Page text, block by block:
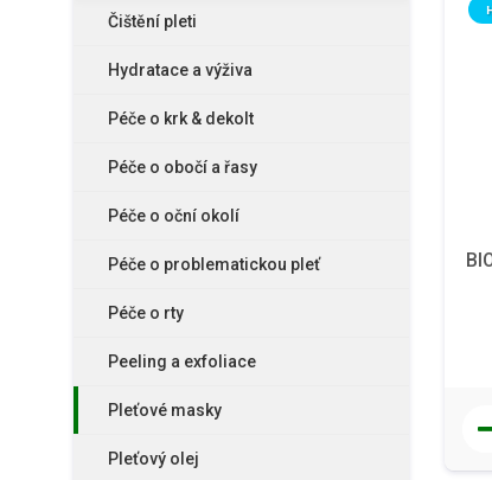
Čištění pleti
Hydratace a výživa
Péče o krk & dekolt
Péče o obočí a řasy
Péče o oční okolí
Péče o problematickou pleť
Péče o rty
Peeling a exfoliace
Pleťové masky
Pleťový olej